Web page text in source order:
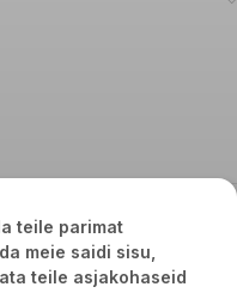
teile parimat
meie saidi sisu,
teile asjakohaseid